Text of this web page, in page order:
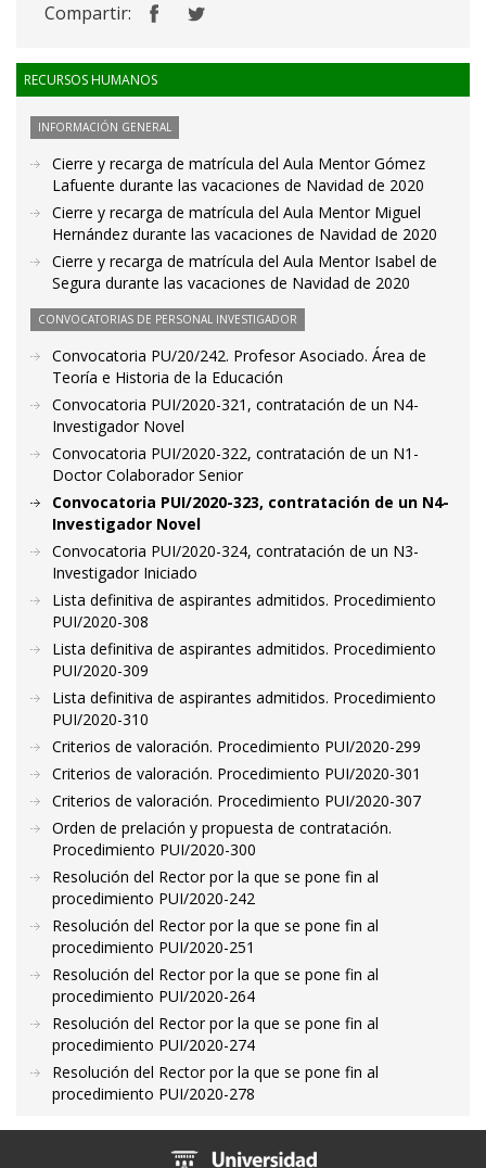
Compartir:
RECURSOS HUMANOS
INFORMACIÓN GENERAL
Cierre y recarga de matrícula del Aula Mentor Gómez
Lafuente durante las vacaciones de Navidad de 2020
Cierre y recarga de matrícula del Aula Mentor Miguel
Hernández durante las vacaciones de Navidad de 2020
Cierre y recarga de matrícula del Aula Mentor Isabel de
Segura durante las vacaciones de Navidad de 2020
CONVOCATORIAS DE PERSONAL INVESTIGADOR
Convocatoria PU/20/242. Profesor Asociado. Área de
Teoría e Historia de la Educación
Convocatoria PUI/2020-321, contratación de un N4-
Investigador Novel
Convocatoria PUI/2020-322, contratación de un N1-
Doctor Colaborador Senior
Convocatoria PUI/2020-323, contratación de un N4-
Investigador Novel
Convocatoria PUI/2020-324, contratación de un N3-
Investigador Iniciado
Lista definitiva de aspirantes admitidos. Procedimiento
PUI/2020-308
Lista definitiva de aspirantes admitidos. Procedimiento
PUI/2020-309
Lista definitiva de aspirantes admitidos. Procedimiento
PUI/2020-310
Criterios de valoración. Procedimiento PUI/2020-299
Criterios de valoración. Procedimiento PUI/2020-301
Criterios de valoración. Procedimiento PUI/2020-307
Orden de prelación y propuesta de contratación.
Procedimiento PUI/2020-300
Resolución del Rector por la que se pone fin al
procedimiento PUI/2020-242
Resolución del Rector por la que se pone fin al
procedimiento PUI/2020-251
Resolución del Rector por la que se pone fin al
procedimiento PUI/2020-264
Resolución del Rector por la que se pone fin al
procedimiento PUI/2020-274
Resolución del Rector por la que se pone fin al
procedimiento PUI/2020-278